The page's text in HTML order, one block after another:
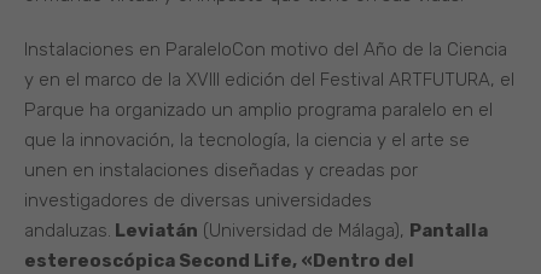
Instalaciones en ParaleloCon motivo del Año de la Ciencia
y en el marco de la XVIII edición del Festival ARTFUTURA, el
Parque ha organizado un amplio programa paralelo en el
que la innovación, la tecnología, la ciencia y el arte se
unen en instalaciones diseñadas y creadas por
investigadores de diversas universidades
andaluzas. Leviatán (Universidad de Málaga), Pantalla
estereoscópica Second Life, «Dentro del